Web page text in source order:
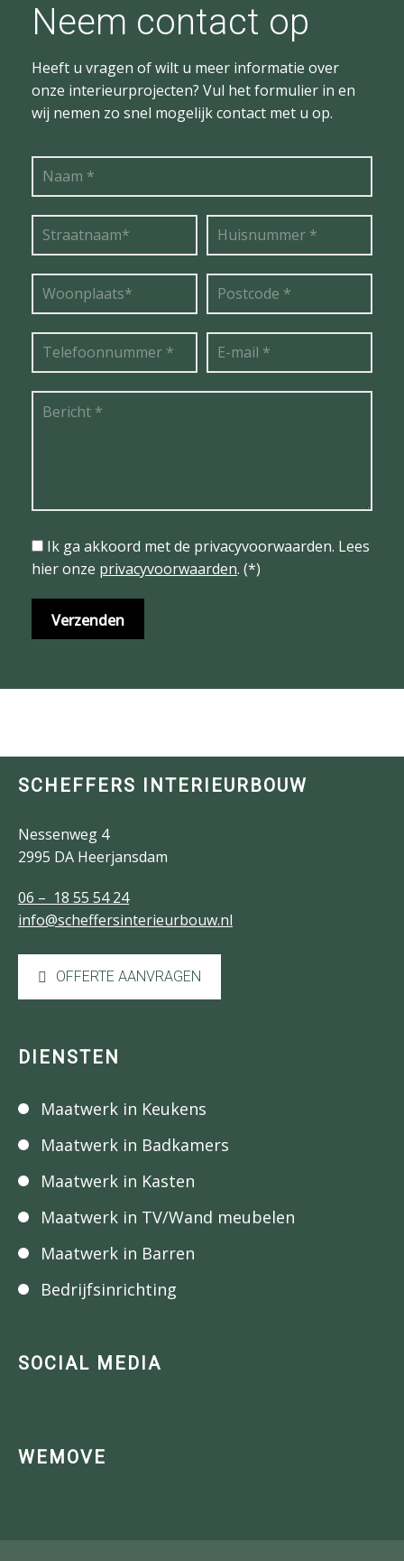
Neem contact op
Heeft u vragen of wilt u meer informatie over
onze interieurprojecten? Vul het formulier in en
wij nemen zo snel mogelijk contact met u op.
Ik ga akkoord met de privacyvoorwaarden. Lees
hier onze privacyvoorwaarden. (*)
SCHEFFERS INTERIEURBOUW
Nessenweg 4
2995 DA Heerjansdam
06 – 18 55 54 24
info@scheffersinterieurbouw.nl
OFFERTE AANVRAGEN
DIENSTEN
Maatwerk in Keukens
Maatwerk in Badkamers
Maatwerk in Kasten
Maatwerk in TV/Wand meubelen
Maatwerk in Barren
Bedrijfsinrichting
SOCIAL MEDIA
WEMOVE